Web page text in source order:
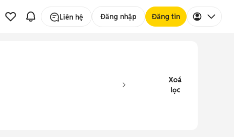
Liên hệ Đăng nhập Đăng tin
Xoá
lọc